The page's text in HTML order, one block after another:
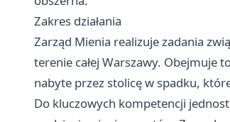
Zakres działania
Zarząd Mienia realizuje zadania
terenie całej Warszawy. Obejmuje
nabyte przez stolicę w spadku,
Do kluczowych kompetencji